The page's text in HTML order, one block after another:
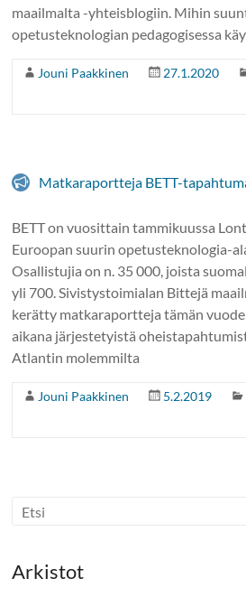
maailmalta -yhteisblogiin. Mihin
opetusteknologian pedagogisessa
Jouni Paakkinen 27.1.2020
Matkaraportteja BETT-
BETT on vuosittain tammikuussa
Euroopan suurin opetusteknologia-
Osallistujia on n. 35 000, joista
yli 700. Sivistystoimialan Bittejä
kerätty matkaraportteja tämän
aikana järjestetyistä
Atlantin molemmilta
Jouni Paakkinen 5.2.2019
Arkistot